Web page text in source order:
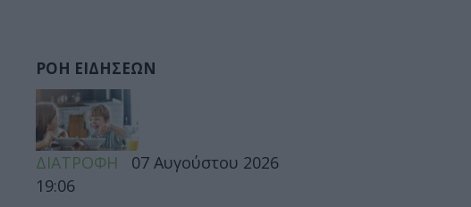
ΡΟΗ ΕΙΔΗΣΕΩΝ
ΔΙΑΤΡΟΦΗ
07 Αυγούστου 2026
19:06